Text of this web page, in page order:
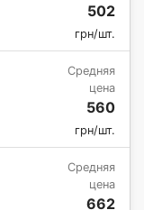
502
грн/шт.
Средняя
цена
560
грн/шт.
Средняя
цена
662